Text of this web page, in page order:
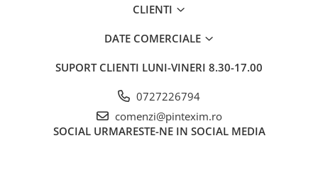
Carti de colorat si povestit
Diverse articole pentru scoala
Produse curatenie
Instrumente de scris
CLIENTI
DATE COMERCIALE
SUPORT CLIENTI LUNI-VINERI 8.30-17.00
0727226794
comenzi@pintexim.ro
SOCIAL URMARESTE-NE IN SOCIAL MEDIA